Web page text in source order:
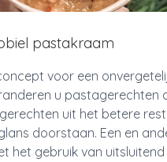
pastakraam
voor een
u pastagerechten
uit het betere
doorstaan. Een en
het gebruik van uitsluitend